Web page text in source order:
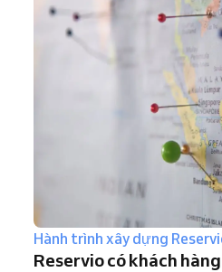
Hành trình xây dựng
Reservio có khách